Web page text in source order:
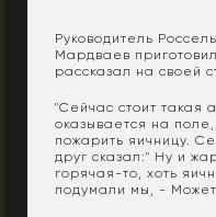
Руководитель
Мардваев
рассказал на своей
"Сейчас стоит такая
оказывается на
пожарить яичницу.
друг сказал:" Ну и
горячая-то, хоть
подумали мы, -